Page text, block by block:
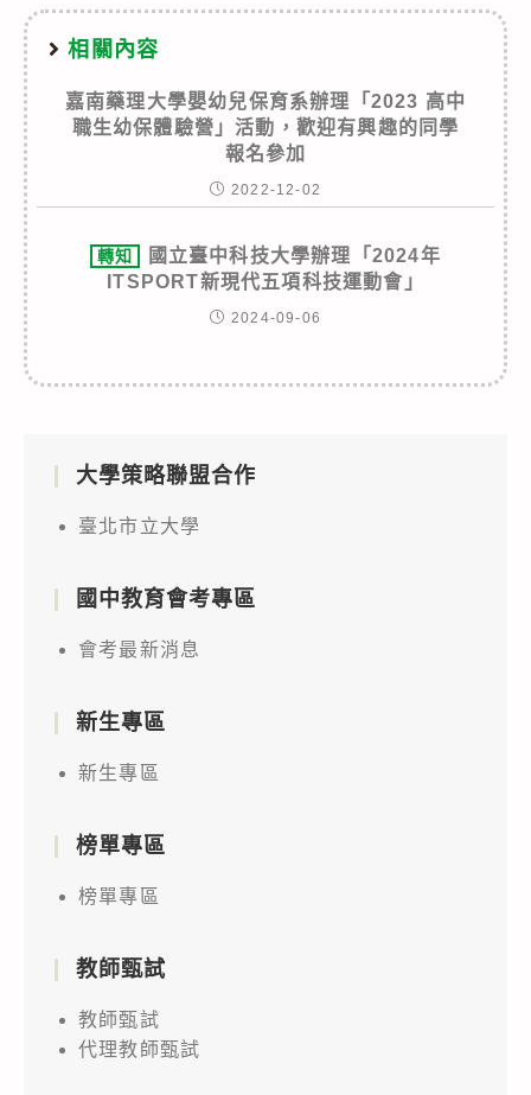
相關內容
嘉南藥理大學嬰幼兒保育系辦理「2023 高中
職生幼保體驗營」活動，歡迎有興趣的同學
報名參加
2022-12-02
轉知
國立臺中科技大學辦理「2024年
ITSPORT新現代五項科技運動會」
2024-09-06
大學策略聯盟合作
臺北市立大學
國中教育會考專區
會考最新消息
新生專區
新生專區
榜單專區
榜單專區
教師甄試
教師甄試
代理教師甄試